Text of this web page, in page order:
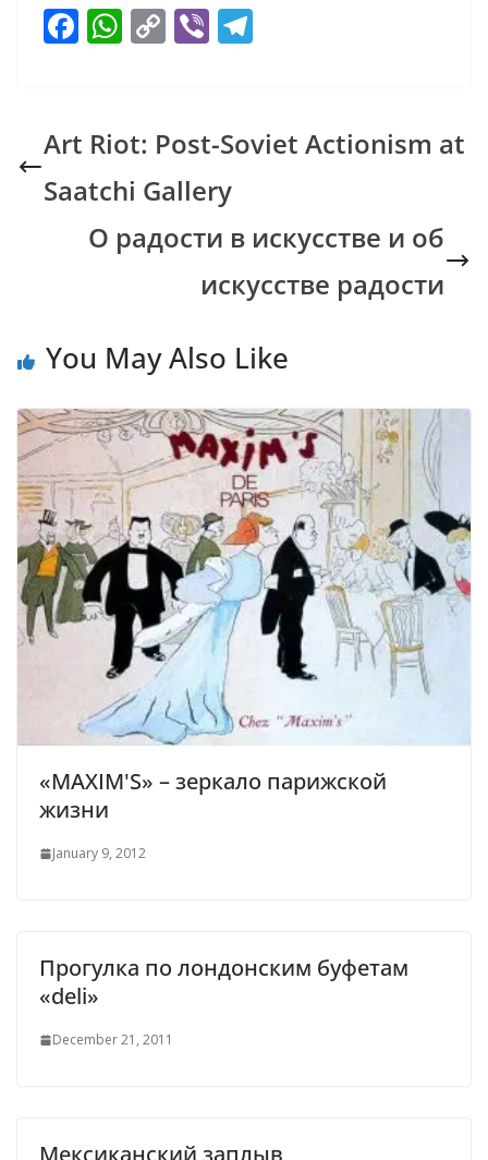
F
b
o
o
k
W
s
A
p
p
C
y
Li
n
k
Vi
gr
a
Art Riot: Post-Soviet Actionism at
Saatchi Gallery
О радости в искусстве и об
искусстве радости
You May Also Like
«MAXIM'S» – зеркало парижской
жизни
January 9, 2012
Прогулка по лондонским буфетам
«deli»
December 21, 2011